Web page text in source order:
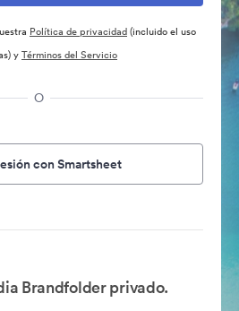
Política de privacidad(incluido el uso
yTérminos del Servicio
O
con Smartsheet
Brandfolder privado.